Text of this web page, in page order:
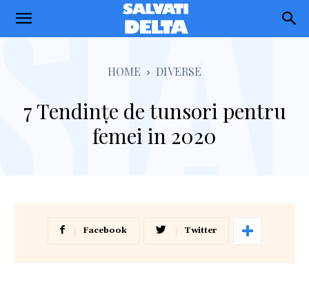
Salvati
HOME DIVERSE
7 Tendințe de tunsori pentru
femei in 2020
Facebook Twitter